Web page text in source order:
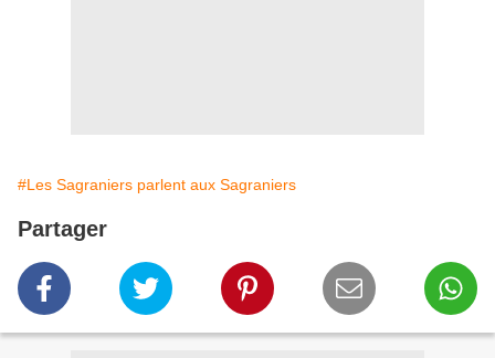
#Les Sagraniers parlent aux Sagraniers
Partager